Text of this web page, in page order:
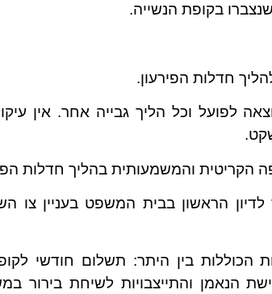
בקופת הנשייה.
חדלות הפירעון.
לפועל וכל הליך גבייה אחר. אין
הקריטית והמשמעותית בהליך חדלות
הראשון בבית המשפט בעניין צו
הכוללות בין היתר: תשלום חודשי
הנאמן והתייצבויות לשיחת בירור